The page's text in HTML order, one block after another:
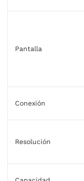
Pantalla
Conexión
Resolución